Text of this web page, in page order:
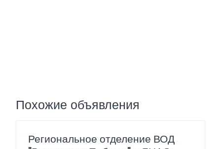
Похожие объявления
Региональное отделение ВОД